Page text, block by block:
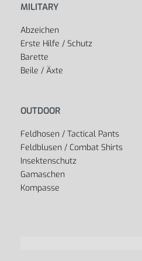
MILITARY
Abzeichen
Erste Hilfe / Schutz
Barette
Beile / Äxte
OUTDOOR
Feldhosen / Tactical Pants
Feldblusen / Combat Shirts
Insektenschutz
Gamaschen
Kompasse